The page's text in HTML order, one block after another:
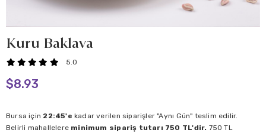
Kuru Baklava
5.0
$8.93
Bursa için 22:45'e kadar verilen siparişler "Aynı Gün" teslim edilir.
Belirli mahallelere minimum sipariş tutarı 750 TL'dir. 750 TL